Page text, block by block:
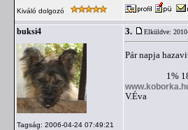
Kiváló dolgozó
buksi4
Tagság: 2006-04-24 07:49:21
3. Elküldve:
Pár napja
1%
V.Éva